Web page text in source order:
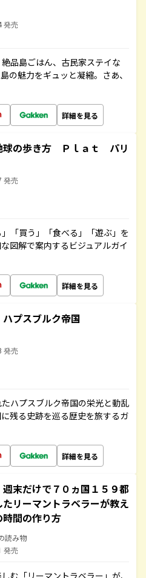
発売
品島ごはん、古民家ステイな
の魅力をギュッと凝縮。さあ、
詳細を見る
の歩き方 Ｐｌａｔ パリ
発売
「買う」「食べる」「遊ぶ」を
図解で案内するビジュアルガイ
詳細を見る
プスブルク帝国
発売
たハプスブルク帝国の栄光と動乱
残る史跡を巡る歴史を旅するガ
詳細を見る
末だけで７０ヵ国１５９都
リーマントラベラーが教え
時間の作り方
読み物
発売
む「リーマントラベラー」が、